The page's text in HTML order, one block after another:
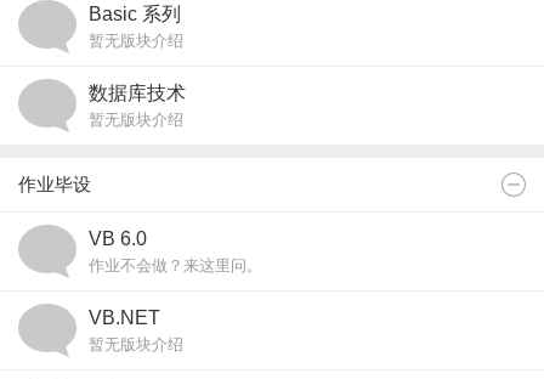
Node.js ：⚡️ 服务器端的 JavaScript，让你轻松构建高性能应用！
官网
TypeScript： JavaScript 的超集，让你的代码更健壮、更易于维护！
Basic 系列
暂无版块介绍
数据库技术
暂无版块介绍
作业毕设
VB 6.0
作业不会做？来这里问。
VB.NET
暂无版块介绍